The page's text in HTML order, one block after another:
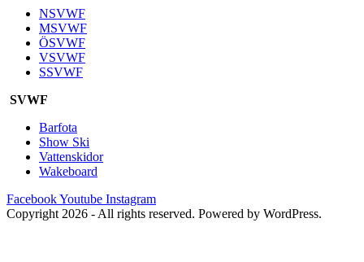
NSVWF
MSVWF
ÖSVWF
VSVWF
SSVWF
SVWF
Barfota
Show Ski
Vattenskidor
Wakeboard
FacebookYoutube Instagram
Copyright 2026 - All rights reserved. Powered by WordPress.